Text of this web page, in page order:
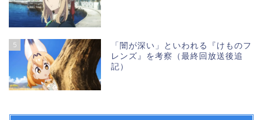
5
「闇が深い」といわれる『けものフ
レンズ』を考察（最終回放送後追
記）